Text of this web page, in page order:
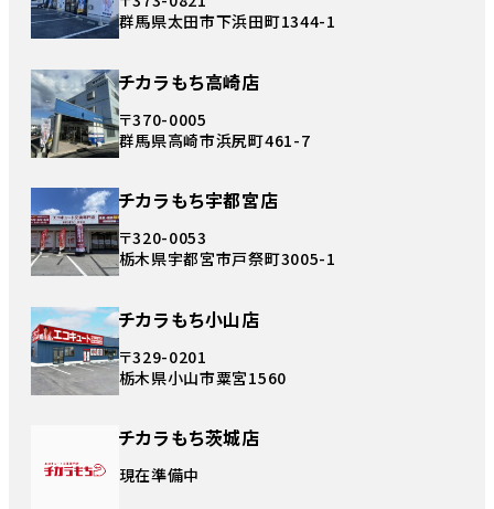
群馬県太田市下浜田町1344-1
チカラもち高崎店
〒370-0005
群馬県高崎市浜尻町461-7
チカラもち宇都宮店
〒320-0053
栃木県宇都宮市戸祭町3005-1
チカラもち小山店
〒329-0201
栃木県小山市粟宮1560
チカラもち茨城店
現在準備中